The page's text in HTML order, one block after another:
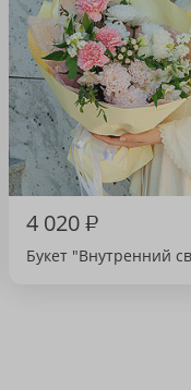
4 020₽
Букет "Внутренний